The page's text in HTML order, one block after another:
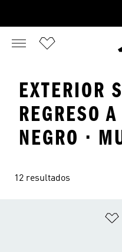
EXTERIOR
REGRESO
NEGRO ·
12 resultados